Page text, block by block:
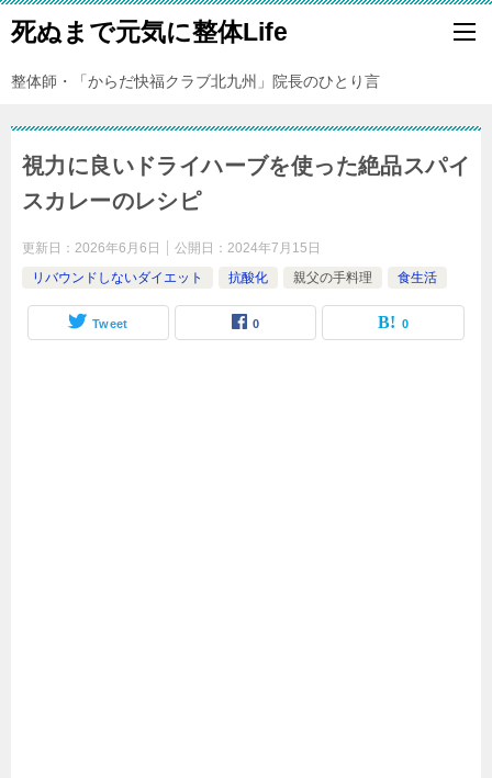
死ぬまで元気に整体Life
整体師・「からだ快福クラブ北九州」院長のひとり言
視力に良いドライハーブを使った絶品スパイ
スカレーのレシピ
更新日： 2026年6月6日 公開日： 2024年7月15日
リバウンドしないダイエット
抗酸化 親父の手料理 食生活
Tweet 0 0